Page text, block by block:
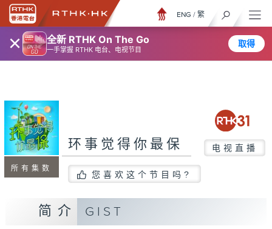
× 全新 RTHK On The Go
一手掌握 RTHK 电台、电视节目
取得
ENG / 繁
所有集数
环事觉得你最保 电视直播
您喜欢这个节目吗?
简介 GIST